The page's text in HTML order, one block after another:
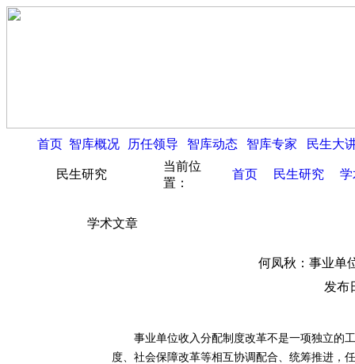
首页 智库概况 历任领导 智库动态 智库专家 民生大
民生研究
当前位
置：
首页 民生研究 学
学术文章
何凤秋：事业单
发布
事业单位收入分配制度改革不是一项独立的工
度、社会保障改革等相互协调配合、统筹推进，